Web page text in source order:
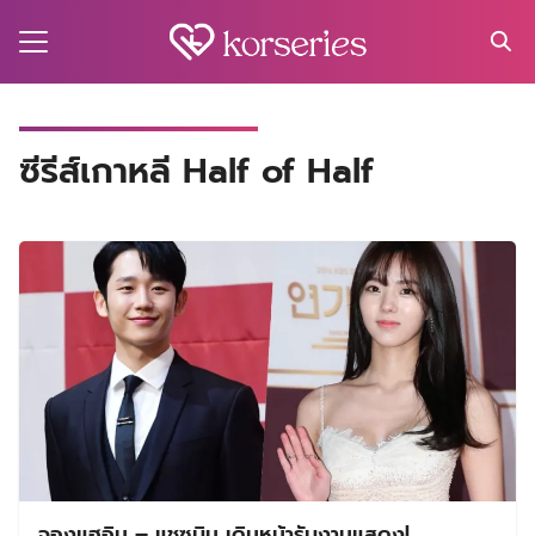
ซีรีส์เกาหลี Half of Half